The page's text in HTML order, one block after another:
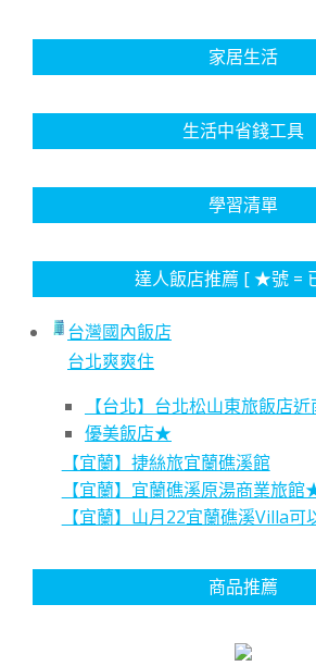
家居生活
生活中省錢工具
學習清單
達人飯店推薦 [ ★號 =
台灣國內飯店
台北爽爽住
【台北】台北松山東旅飯店
優美飯店★
【宜蘭】捷絲旅宜蘭礁溪館
【宜蘭】宜蘭礁溪原湯商業旅館
【宜蘭】山月22宜蘭礁溪Villa
商品推薦